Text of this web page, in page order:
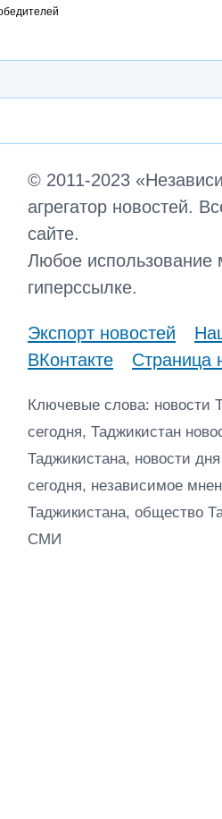
© 2011-2023
агрегатор новостей.
сайте.
Любое использование
гиперссылке.
Экспорт новостей
ВКонтакте
Страница
Ключевые слова: новости
сегодня, Таджикистан
Таджикистана, новости
сегодня, независимое
Таджикистана, общество
СМИ